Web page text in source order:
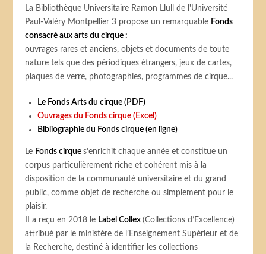
La Bibliothèque Universitaire Ramon Llull de l'Université
Paul-Valéry Montpellier 3 propose un remarquable Fonds
consacré aux arts du cirque :
ouvrages rares et anciens, objets et documents de toute
nature tels que des périodiques étrangers, jeux de cartes,
plaques de verre, photographies, programmes de cirque...
Le Fonds Arts du cirque (PDF)
Ouvrages du Fonds cirque (Excel)
Bibliographie du Fonds cirque (en ligne)
Le Fonds cirques’enrichit chaque année et constitue un
corpus particulièrement riche et cohérent mis à la
disposition de la communauté universitaire et du grand
public, comme objet de recherche ou simplement pour le
plaisir.
II a reçu en 2018 le Label Collex(Collections d’Excellence)
attribué par le ministère de l’Enseignement Supérieur et de
la Recherche, destiné à identifier les collections